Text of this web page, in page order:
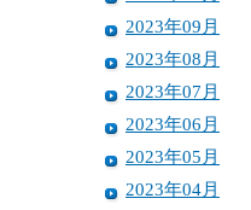
2023年09月
2023年08月
2023年07月
2023年06月
2023年05月
2023年04月